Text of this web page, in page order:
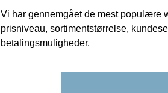
Vi har gennemgået de mest populære
prisniveau, sortimentstørrelse,
betalingsmuligheder.